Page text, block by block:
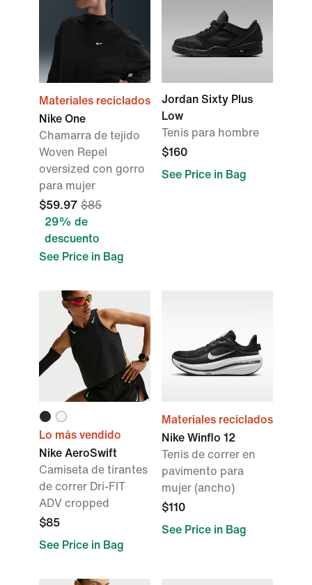
Materiales reciclados
Nike One
Chamarra de tejido
Woven Repel
oversized con gorro
para mujer
$59.97 $85
29% de
descuento
See Price in Bag
Jordan Sixty Plus
Low
Tenis para hombre
$160
See Price in Bag
Lo más vendido
Nike AeroSwift
Camiseta de tirantes
de correr Dri-FIT
ADV cropped
$85
See Price in Bag
Materiales reciclados
Nike Winflo 12
Tenis de correr en
pavimento para
mujer (ancho)
$110
See Price in Bag